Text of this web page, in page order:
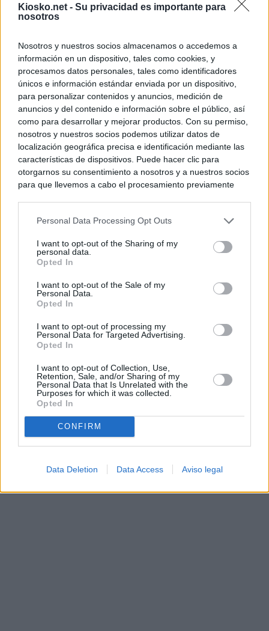
Kiosko.net - Su privacidad es importante para
nosotros
Nosotros y nuestros socios almacenamos o accedemos a
información en un dispositivo, tales como cookies, y
procesamos datos personales, tales como identificadores
únicos e información estándar enviada por un dispositivo,
para personalizar contenidos y anuncios, medición de
anuncios y del contenido e información sobre el público, así
como para desarrollar y mejorar productos. Con su permiso,
nosotros y nuestros socios podemos utilizar datos de
localización geográfica precisa e identificación mediante las
características de dispositivos. Puede hacer clic para
otorgarnos su consentimiento a nosotros y a nuestros socios
para que llevemos a cabo el procesamiento previamente
negar su consentimiento. Tenga en cuenta que algún
de su consentimiento, pero usted tiene el derecho de
rechazar tal procesamiento. Sus preferencias se aplicarán
cualquier momento entrando de nuevo en este sitio web o
visitando nuestra política de privacidad.
Personal Data Processing Opt Outs
I want to opt-out of the Sharing of my
personal data.
Opted In
I want to opt-out of the Sale of my
Personal Data.
Opted In
I want to opt-out of processing my
Personal Data for Targeted Advertising.
Opted In
I want to opt-out of Collection, Use,
Retention, Sale, and/or Sharing of my
Personal Data that Is Unrelated with the
Purposes for which it was collected.
Opted In
CONFIRM
Data Deletion Data Access Aviso legal